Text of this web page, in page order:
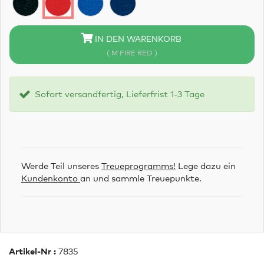
IN DEN WARENKORB
( M FIRE RED )
Sofort versandfertig, Lieferfrist 1-3 Tage
Werde Teil unseres Treueprogramms! Lege dazu ein
Kundenkonto an und sammle Treuepunkte.
Artikel-Nr : 7835